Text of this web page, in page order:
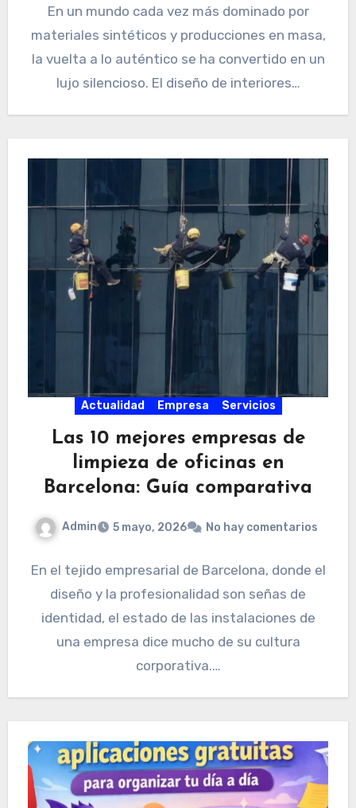
En un mundo cada vez más dominado por
materiales sintéticos y producciones en masa,
la vuelta a lo auténtico se ha convertido en un
lujo silencioso. El diseño de interiores…
Actualidad Empresa Servicios
Las 10 mejores empresas de
limpieza de oficinas en
Barcelona: Guía comparativa
Admin 5 mayo, 2026 No hay comentarios
En el tejido empresarial de Barcelona, donde el
diseño y la profesionalidad son señas de
identidad, el estado de las instalaciones de
una empresa dice mucho de su cultura
corporativa.…